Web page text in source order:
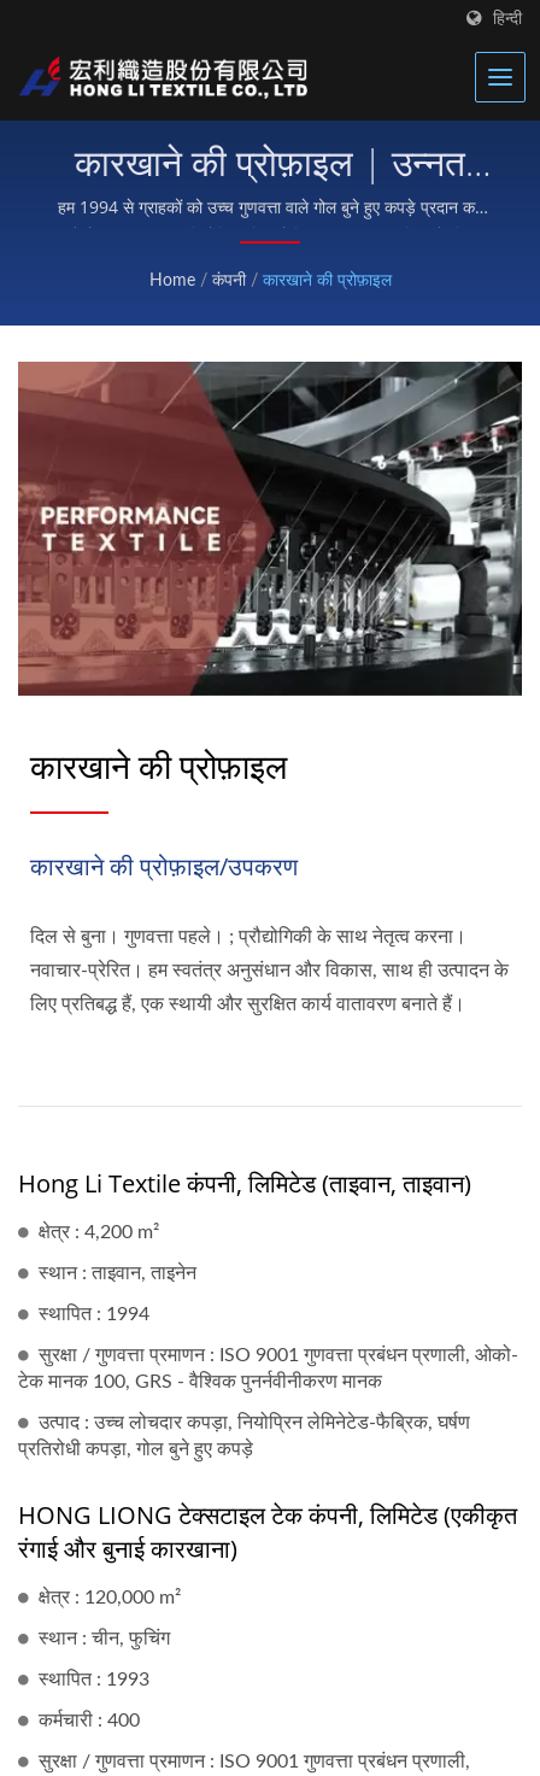
हिन्दी
कारखाने की प्रोफ़ाइल | उन्नत
थर्मल टेक्सटाइल्स निर्माता |
Hong Li
हम 1994 से ग्राहकों को उच्च गुणवत्ता वाले गोल बुने हुए कपड़े प्रदान कर
रहे हैं। | Hong Li नियोप्रिन फिट फैब्रिक्स, सुरक्षात्मक गियर के लिए
वेल्क्रो स्ट्रैप्स और खेल कार्यात्मक फैब्रिक्स में विशेषज्ञता रखता है।
Home / कंपनी / कारखाने की प्रोफ़ाइल
कारखाने की प्रोफ़ाइल
कारखाने की प्रोफ़ाइल/उपकरण
दिल से बुना। गुणवत्ता पहले। ; प्रौद्योगिकी के साथ नेतृत्व करना।
नवाचार-प्रेरित। हम स्वतंत्र अनुसंधान और विकास, साथ ही उत्पादन के
लिए प्रतिबद्ध हैं, एक स्थायी और सुरक्षित कार्य वातावरण बनाते हैं।
Hong Li Textile कंपनी, लिमिटेड (ताइवान, ताइवान)
क्षेत्र : 4,200 m²
स्थान : ताइवान, ताइनेन
स्थापित : 1994
सुरक्षा / गुणवत्ता प्रमाणन : ISO 9001 गुणवत्ता प्रबंधन प्रणाली, ओको-
टेक मानक 100, GRS - वैश्विक पुनर्नवीनीकरण मानक
उत्पाद : उच्च लोचदार कपड़ा, नियोप्रिन लेमिनेटेड-फैब्रिक, घर्षण
प्रतिरोधी कपड़ा, गोल बुने हुए कपड़े
HONG LIONG टेक्सटाइल टेक कंपनी, लिमिटेड (एकीकृत
रंगाई और बुनाई कारखाना)
क्षेत्र : 120,000 m²
स्थान : चीन, फुचिंग
स्थापित : 1993
कर्मचारी : 400
सुरक्षा / गुणवत्ता प्रमाणन : ISO 9001 गुणवत्ता प्रबंधन प्रणाली,